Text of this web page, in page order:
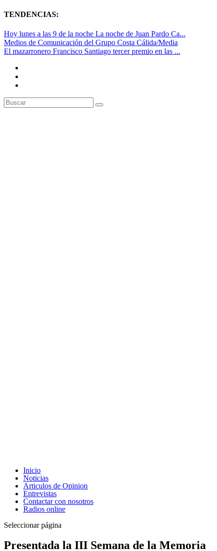
TENDENCIAS:
Hoy lunes a las 9 de la noche La noche de Juan Pardo Ca...
Medios de Comunicación del Grupo Costa Cálida/Media
El mazarronero Francisco Santiago tercer premio en las ...
Inicio
Noticias
Articulos de Opinion
Entrevistas
Contactar con nosotros
Radios online
Seleccionar página
Presentada la III Semana de la Memoria